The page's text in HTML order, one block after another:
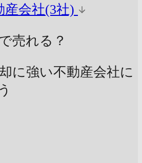
産会社(3社)
売れる？
に強い不動産会社に